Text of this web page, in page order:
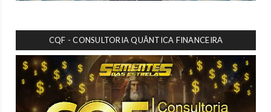
CQF - CONSULTORIA QUÂNTICA FINANCEIRA